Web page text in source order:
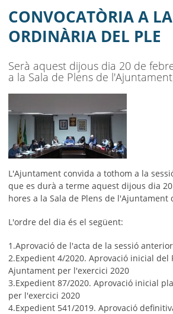
AJUNTAMENT
MUNICIPI
SEU ELECTRÒNICA
BELL-LLOC SOLUCIONA
CONVOCATÒRIA A LA
ORDINÀRIA DEL PLE
Serà aquest dijous dia 20 de
a la Sala de Plens de
L'Ajuntament convida a tothom a la
que es durà a terme aquest dijous dia
hores a la Sala de Plens de l'Ajuntament
L'ordre del dia és el següent:
1.Aprovació de l'acta de la sessió anterior
2.Expedient 4/2020. Aprovació inicial del
Ajuntament per l'exercici 2020
3.Expedient 87/2020. Aprovació inicial
per l'exercici 2020
4.Expedient 541/2019. Aprovació